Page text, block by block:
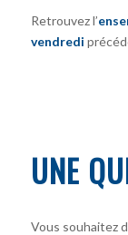
Retrouvez l’
vendredi
UNE
Vous souhaitez